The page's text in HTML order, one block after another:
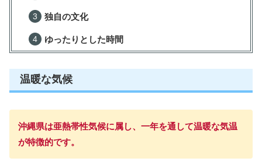
独自の文化
ゆったりとした時間
温暖な気候
沖縄県は亜熱帯性気候に属し、一年を通して温暖な気温
が特徴的です。